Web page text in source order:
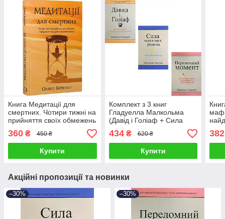
Книга Медитації для
смертних. Чотири тижні на
прийняття своїх обмежень
і приділення часу дійсно
важливим речам. Олівер
Беркмен
360 ₴ 450 ₴
Купити
Комплект з 3 книг
Гладуелла Малкольма
(Давід і Голіаф + Сила
миттєвих рішень +
Переломний момент)
434₴ 620 ₴
Купити
Акційні пропозиції та новинки
–30% –30%